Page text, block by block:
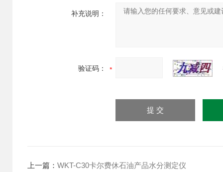
补充说明：
验证码：
上一篇： WKT-C30卡尔费休石油产品水分测定仪